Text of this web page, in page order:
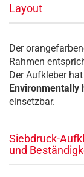
Layout
Der
Rahmen
Der Aufkleber
Environmentally
einsetzbar.
Siebdruck-
und